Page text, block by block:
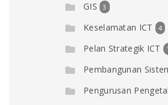
GIS 3
Keselamatan ICT 4
Pelan Strategik ICT
Pembangunan
Pengurusan